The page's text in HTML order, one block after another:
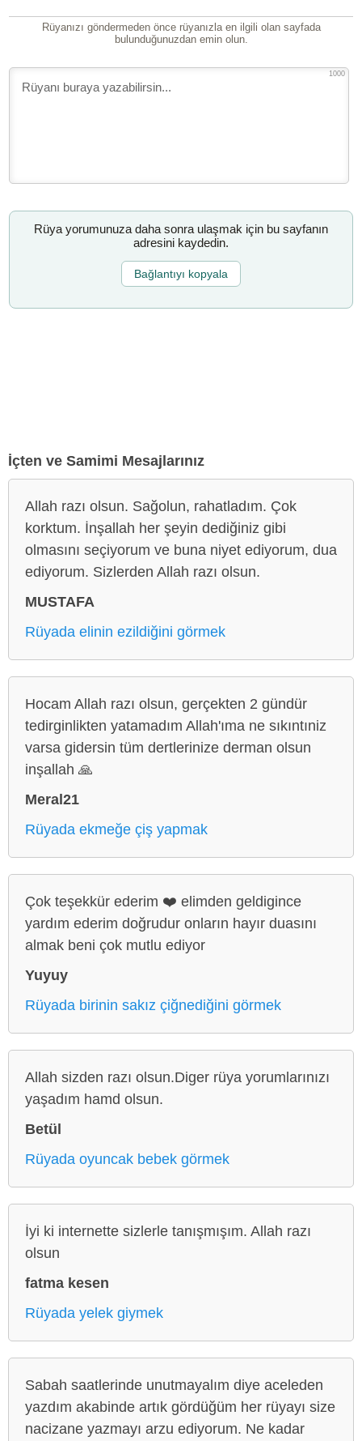
Rüyanızı göndermeden önce rüyanızla en ilgili olan sayfada
bulunduğunuzdan emin olun.
1000
Rüya yorumunuza daha sonra ulaşmak için bu sayfanın
adresini kaydedin.
Bağlantıyı kopyala
İçten ve Samimi Mesajlarınız
Allah razı olsun. Sağolun, rahatladım. Çok
korktum. İnşallah her şeyin dediğiniz gibi
olmasını seçiyorum ve buna niyet ediyorum, dua
ediyorum. Sizlerden Allah razı olsun.
MUSTAFA
Rüyada elinin ezildiğini görmek
Hocam Allah razı olsun, gerçekten 2 gündür
tedirginlikten yatamadım Allah'ıma ne sıkıntıniz
varsa gidersin tüm dertlerinize derman olsun
inşallah 🙏
Meral21
Rüyada ekmeğe çiş yapmak
Çok teşekkür ederim ❤️ elimden geldigince
yardım ederim doğrudur onların hayır duasını
almak beni çok mutlu ediyor
Yuyuy
Rüyada birinin sakız çiğnediğini görmek
Allah sizden razı olsun.Diger rüya yorumlarınızı
yaşadım hamd olsun.
Betül
Rüyada oyuncak bebek görmek
İyi ki internette sizlerle tanışmışım. Allah razı
olsun
fatma kesen
Rüyada yelek giymek
Sabah saatlerinde unutmayalım diye aceleden
yazdım akabinde artık gördüğüm her rüyayı size
nacizane yazmayı arzu ediyorum. Ne kadar